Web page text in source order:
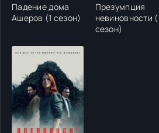
Падение дома
Ашеров (1 сезон)
Презумпция
невиновности
сезон)